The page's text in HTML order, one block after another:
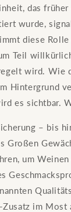
das
wurde,
diese
Teil
wird. Wie
Hintergrund
es sichtbar.
– bis
Großen
um
Zusatz im Most